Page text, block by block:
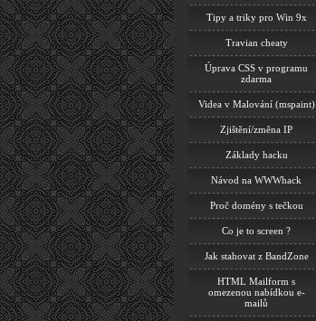
Tipy a triky pro Win 9x
Travian cheaty
Úprava CSS v programu
zdarma
Videa v Malování (mspaint)
Zjištění/změna IP
Základy hacku
Návod na WWWhack
Proč domény s tečkou
Co je to screen ?
Jak stahovat z BandZone
HTML Mailform s
omezenou nabídkou e-
mailů